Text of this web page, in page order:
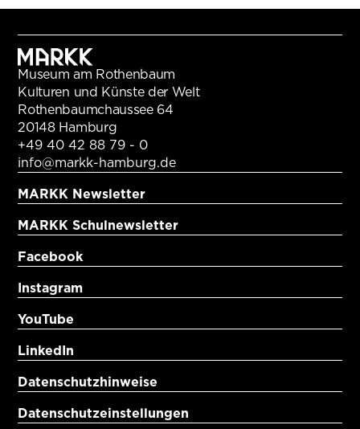
Museum am Rothenbaum
Kulturen und Künste der Welt
Rothenbaumchaussee 64
20148 Hamburg
+49 40 42 88 79 - 0
info@markk-hamburg.de
MARKK Newsletter
MARKK Schulnewsletter
Facebook
Instagram
YouTube
LinkedIn
Datenschutzhinweise
Datenschutzeinstellungen